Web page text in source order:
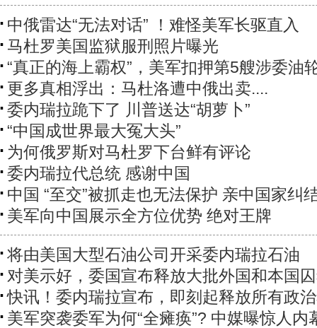
中俄雷达“无法对话” ！难怪美军长驱直入
马杜罗美国监狱服刑照片曝光
“真正的海上霸权”，美军扣押第5艘涉委油
更多真相浮出：马杜洛遭中俄出卖....
委内瑞拉跪下了 川普送达“胡萝卜”
“中国成世界最大冤大头”
为何俄罗斯对马杜罗下台鲜有评论
委内瑞拉代总统 感谢中国
中国 “至交”被抓走也无法保护 亲中国家纠
美军向中国展示全方位优势 绝对王牌
将由美国大型石油公司开采委内瑞拉石油
对美示好，委国宣布释放大批外国和本国
快讯！委内瑞拉宣布，即刻起释放所有政
美军突袭委军为何“全瘫痪”? 中媒曝惊人内